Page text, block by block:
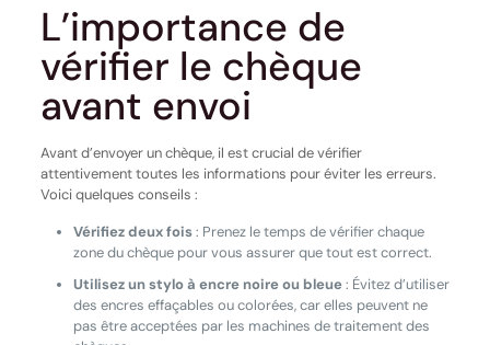
L’importance de
vérifier le chèque
avant envoi
Avant d’envoyer un chèque, il est crucial de vérifier
attentivement toutes les informations pour éviter les erreurs.
Voici quelques conseils :
Vérifiez deux fois: Prenez le temps de vérifier chaque
zone du chèque pour vous assurer que tout est correct.
Utilisez un stylo à encre noire ou bleue: Évitez d’utiliser
des encres effaçables ou colorées, car elles peuvent ne
pas être acceptées par les machines de traitement des